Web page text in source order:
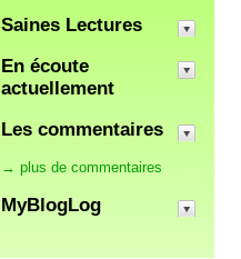
Saines Lectures
En écoute
actuellement
Les commentaires
→ plus de commentaires
MyBlogLog